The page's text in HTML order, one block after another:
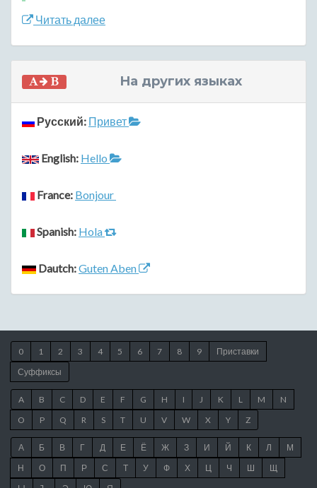
Читать далее
На других языках
Русский: Привет
English: Hello
France: Bonjour
Spanish: Hola
Dautch:Guten Aben
0 1 2 3 4 5 6 7 8 9
Приставки
Суффиксы
A B C D E F G H I J K L M
N
O
P Q R S T U V W X Y Z
А Б В Г Д Е Ё Ж З И Й К Л
М
Н
О П Р С Т У Ф Х Ц Ч Ш
Щ